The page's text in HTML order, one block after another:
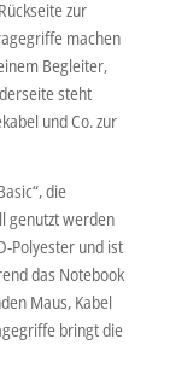
zur
machen
Begleiter,
steht
und Co. zur
die
genutzt werden
Polyester und ist
das Notebook
Maus, Kabel
bringt die